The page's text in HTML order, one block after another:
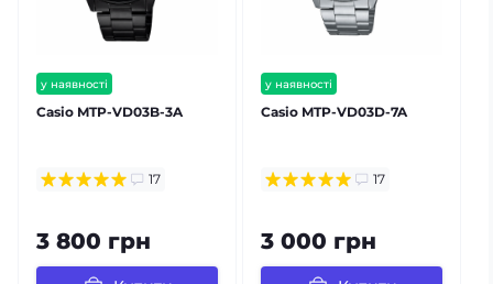
у наявності
безкоштовна доставка
Casio MTP-VD03B-3A
17
3 800 грн
у наявності
безкоштовна доставка
Casio MTP-VD03D-7A
17
3 000 грн